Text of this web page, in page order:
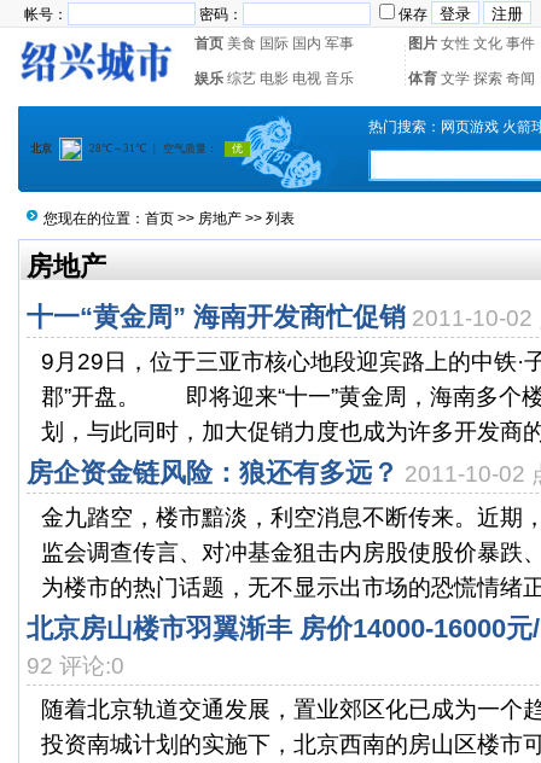
帐号： 密码：
保存
首页 美食 国际 国内 军事 图片 女性 文化 事件
娱乐 综艺 电影 电视 音乐 体育 文学 探索 奇闻
热门搜索： 网页游戏 火箭
您现在的位置： 首页 >> 房地产 >> 列表
房地产
十一“黄金周” 海南开发商忙促销 2011-10-02
9月29日，位于三亚市核心地段迎宾路上的中铁·
郡”开盘。 即将迎来“十一”黄金周，海南多个
划，与此同时，加大促销力度也成为许多开发商
房企资金链风险：狼还有多远？ 2011-10-02
金九踏空，楼市黯淡，利空消息不断传来。近期
监会调查传言、对冲基金狙击内房股使股价暴跌
为楼市的热门话题，无不显示出市场的恐慌情绪
北京房山楼市羽翼渐丰 房价14000-16000元
92 评论:0
随着北京轨道交通发展，置业郊区化已成为一个
投资南城计划的实施下，北京西南的房山区楼市